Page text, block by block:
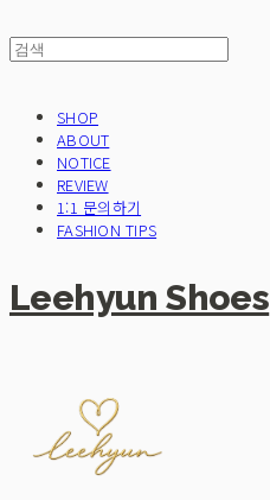
SHOP
ABOUT
NOTICE
REVIEW
1:1 문의하기
FASHION TIPS
Leehyun Shoes